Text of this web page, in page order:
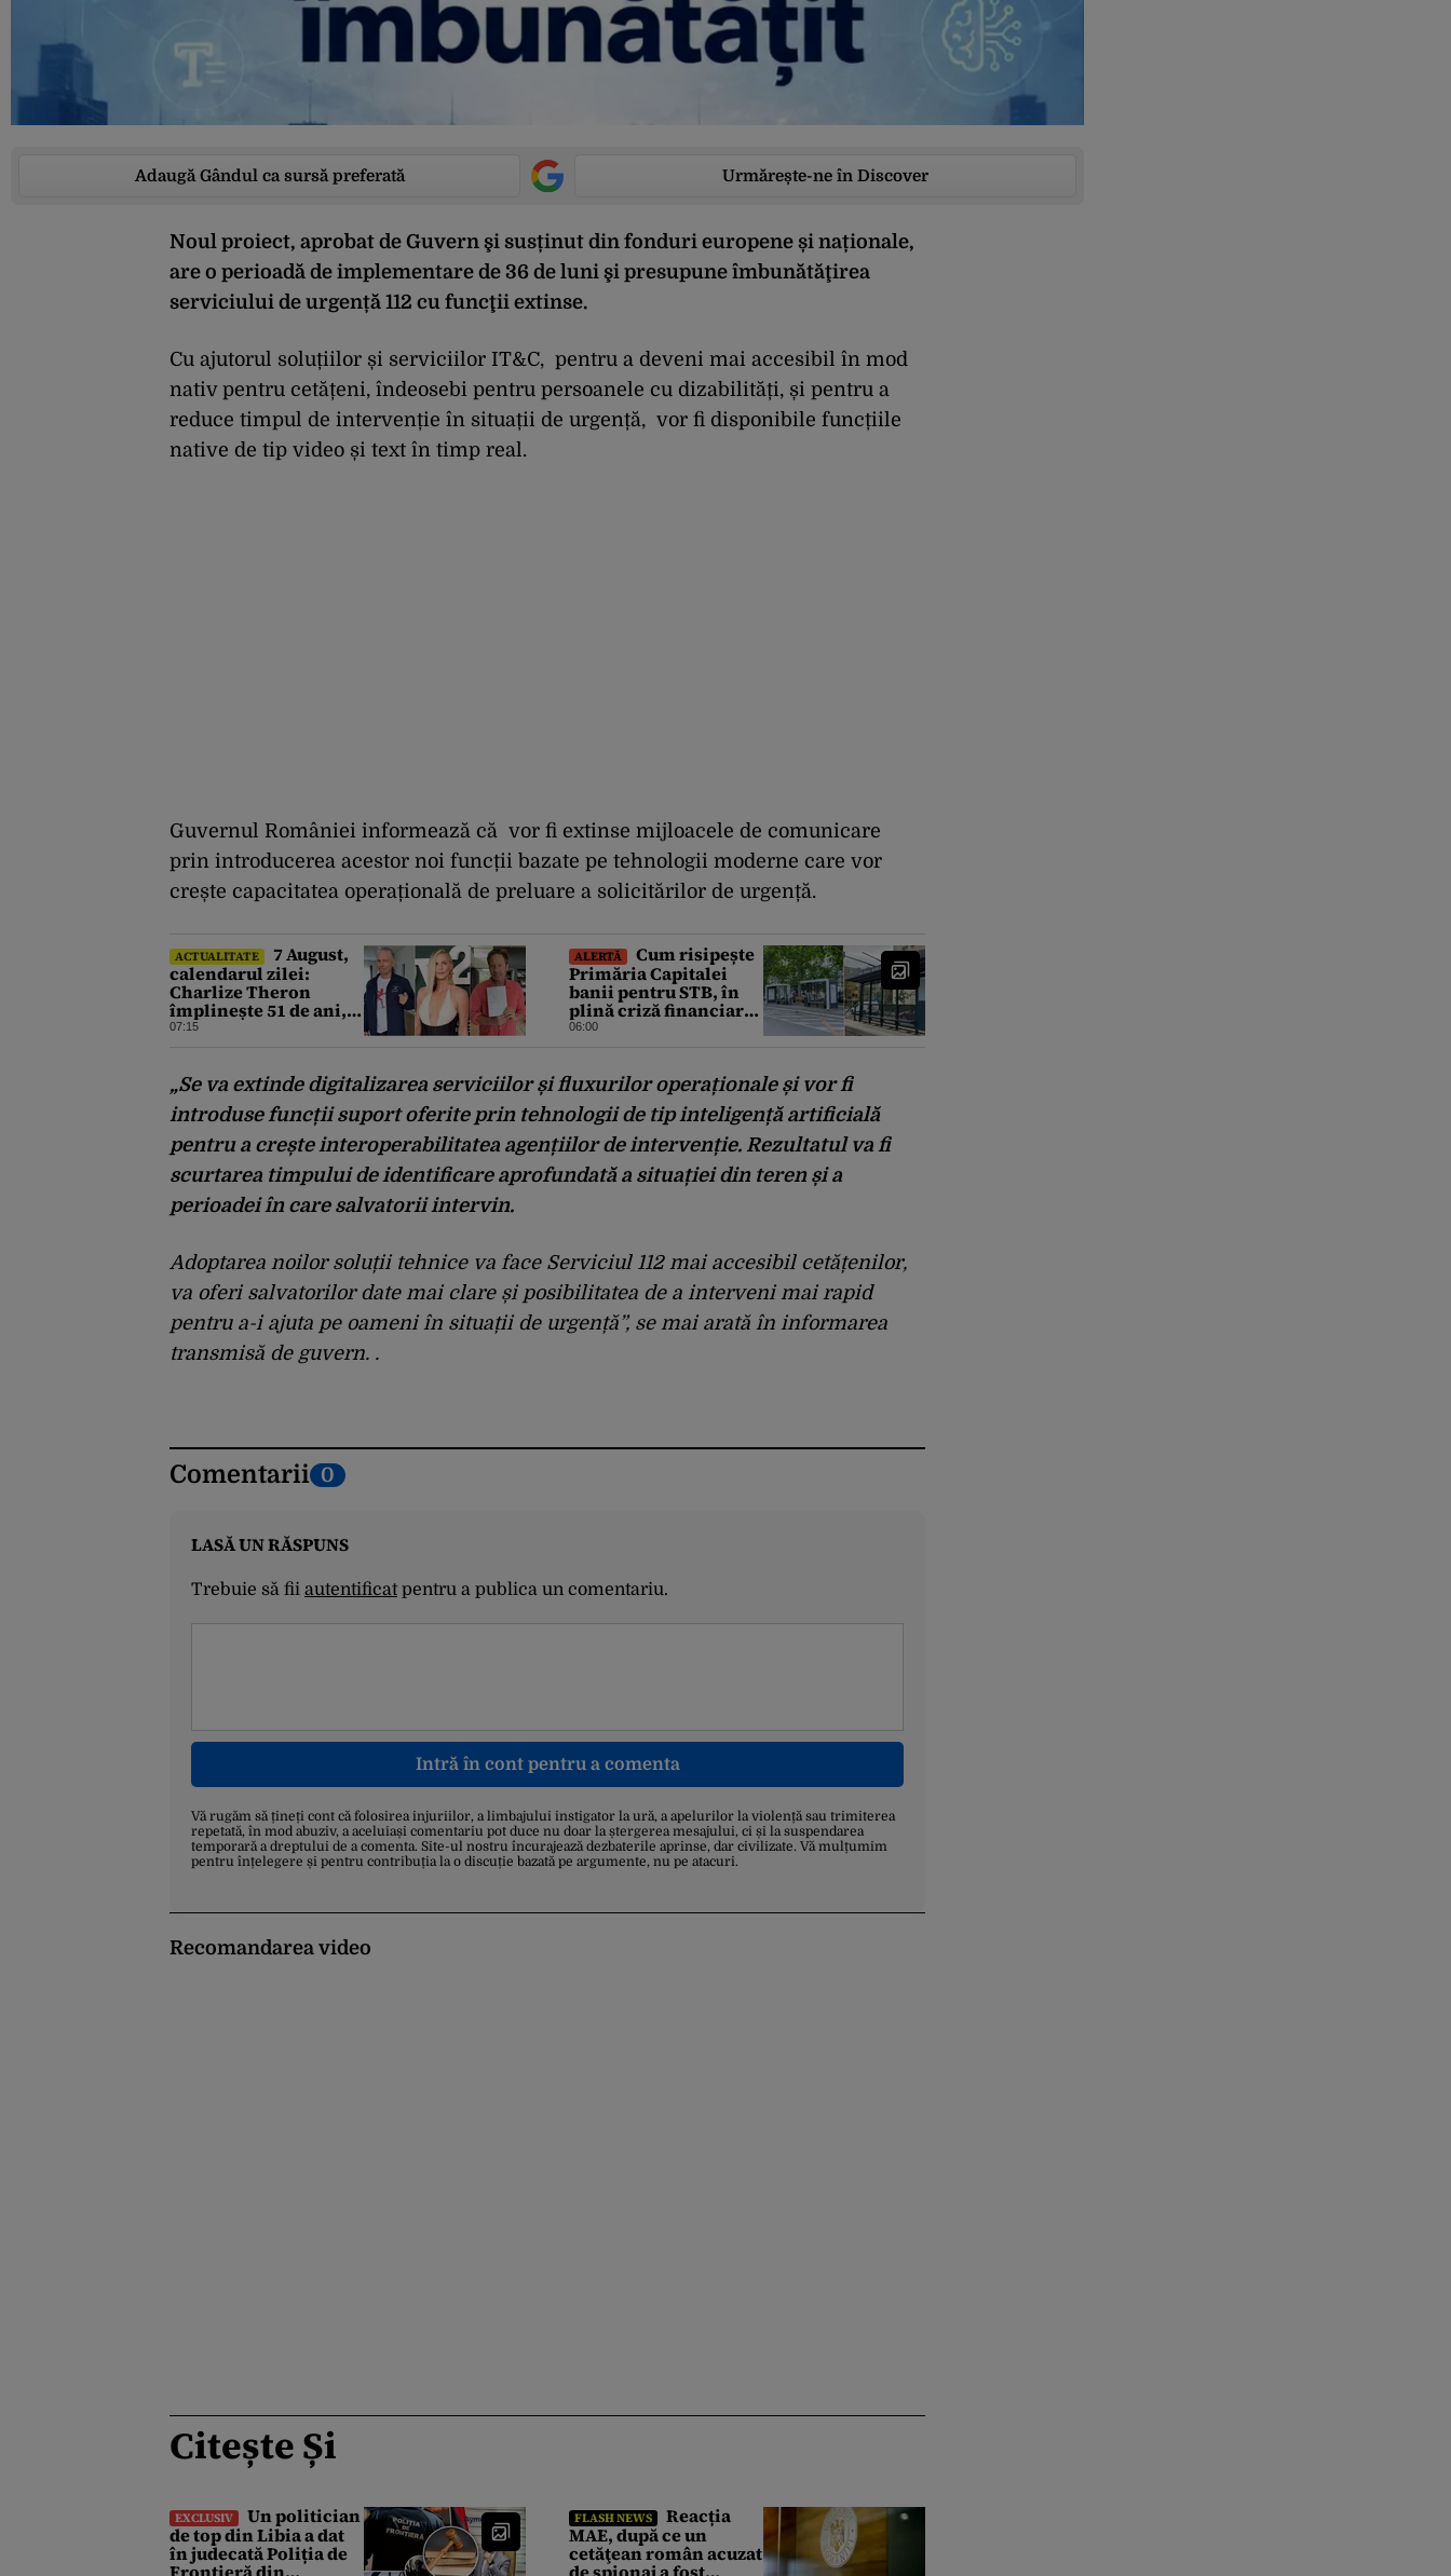
Adaugă Gândul ca sursă preferată Urmărește-ne în Discover
Noul proiect, aprobat de Guvern şi susținut din fonduri europene și naționale,
are o perioadă de implementare de 36 de luni şi presupune îmbunătăţirea
serviciului de urgență 112 cu funcţii extinse.
Cu ajutorul soluțiilor și serviciilor IT&C, pentru a deveni mai accesibil în mod
nativ pentru cetățeni, îndeosebi pentru persoanele cu dizabilități, și pentru a
reduce timpul de intervenție în situații de urgență, vor fi disponibile funcțiile
native de tip video și text în timp real.
Guvernul României informează că vor fi extinse mijloacele de comunicare
prin introducerea acestor noi funcții bazate pe tehnologii moderne care vor
crește capacitatea operațională de preluare a solicitărilor de urgență.
ACTUALITATE
7 August,
calendarul zilei:
Charlize Theron
împlinește 51 de ani,
Bruce Dickinson 68.
07:15
ALERTĂ
Cum risipește
Primăria Capitalei
banii pentru STB, în
plină criză financiară
a societății de
06:00
„Se va extinde digitalizarea serviciilor și fluxurilor operaționale și vor fi
introduse funcții suport oferite prin tehnologii de tip inteligență artificială
pentru a crește interoperabilitatea agențiilor de intervenție. Rezultatul va fi
scurtarea timpului de identificare aprofundată a situației din teren și a
perioadei în care salvatorii intervin.
Adoptarea noilor soluții tehnice va face Serviciul 112 mai accesibil cetățenilor,
va oferi salvatorilor date mai clare și posibilitatea de a interveni mai rapid
pentru a-i ajuta pe oameni în situații de urgență”,se mai arată în informarea
transmisă de guvern. .
Comentarii 0
LASĂ UN RĂSPUNS
Trebuie să fii autentificatpentru a publica un comentariu.
Intră în cont pentru a comenta
Vă rugăm să țineți cont că folosirea injuriilor, a limbajului instigator la ură, a apelurilor la violență sau trimiterea
repetată, în mod abuziv, a aceluiași comentariu pot duce nu doar la ștergerea mesajului, ci și la suspendarea
temporară a dreptului de a comenta. Site-ul nostru încurajează dezbaterile aprinse, dar civilizate. Vă mulțumim
pentru înțelegere și pentru contribuția la o discuție bazată pe argumente, nu pe atacuri.
Recomandarea video
Citește Și
EXCLUSIV
Un politician
de top din Libia a dat
în judecată Poliția de
FLASH NEWS
Reacția
MAE, după ce un
cetăţean român acuzat